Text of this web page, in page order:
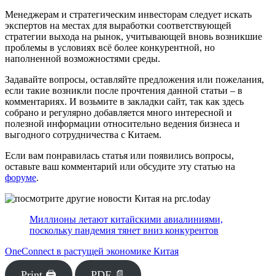
Менеджерам и стратегическим инвесторам следует искать
экспертов на местах для выработки соответствующей
стратегии выхода на рынок, учитывающей вновь возникшие
проблемы в условиях всё более конкурентной, но
наполненной возможностями среды.
Задавайте вопросы, оставляйте предложения или пожелания,
если такие возникли после прочтения данной статьи – в
комментариях. И возьмите в закладки сайт, так как здесь
собрано и регулярно добавляется много интересной и
полезной информации относительно ведения бизнеса и
выгодного сотрудничества с Китаем.
Если вам понравилась статья или появились вопросы,
оставьте ваш комментарий или обсудите эту статью на
форуме.
Миллионы летают китайскими авиалиниями,
поскольку пандемия тянет вниз конкурентов
OneConnect в растущей экономике Китая